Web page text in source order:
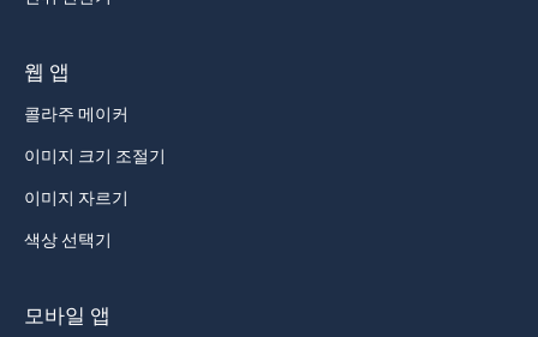
웹 앱
콜라주 메이커
이미지 크기 조절기
이미지 자르기
색상 선택기
모바일 앱